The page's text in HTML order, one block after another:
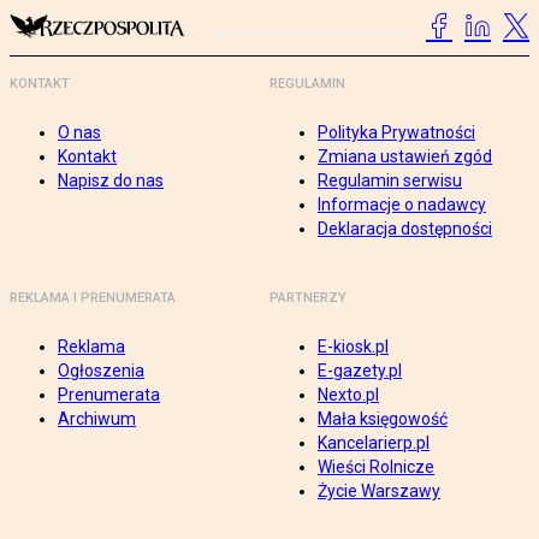
KONTAKT
O nas
Kontakt
Napisz do nas
REGULAMIN
Polityka Prywatności
Zmiana ustawień zgód
Regulamin serwisu
Informacje o nadawcy
Deklaracja dostępności
REKLAMA I PRENUMERATA
Reklama
Ogłoszenia
Prenumerata
Archiwum
PARTNERZY
E-kiosk.pl
E-gazety.pl
Nexto.pl
Mała księgowość
Kancelarierp.pl
Wieści Rolnicze
Życie Warszawy